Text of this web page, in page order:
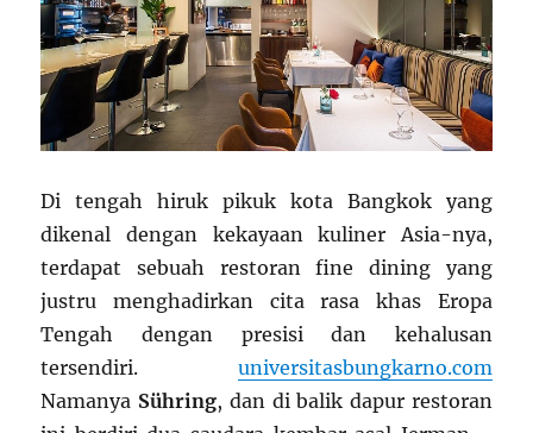
Di tengah hiruk pikuk kota Bangkok yang
dikenal dengan kekayaan kuliner Asia-nya,
terdapat sebuah restoran fine dining yang
justru menghadirkan cita rasa khas Eropa
Tengah dengan presisi dan kehalusan
tersendiri. universitasbungkarno.com
Namanya Sühring, dan di balik dapur restoran